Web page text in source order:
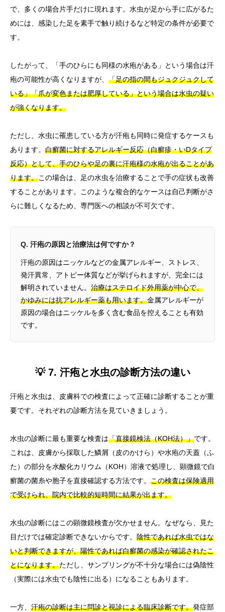
で、多くの場合片手だけに現れます。水虫が足から手に広がるた
めには、感染した足を素手で触り続けるなど特定の条件が必要で
す。
したがって、「手のひらにも同様の水疱がある」という場合は汗
疱の可能性が高くなりますが、 「足の指の間もジュクジュクして
いる」「爪が変色または肥厚している」という場合は水虫の疑い
が強くなります。
ただし、水虫に罹患している方が汗疱も同時に発症するケースも
あります。 白癬菌に対するアレルギー反応（白癬疹・いDタイプ
反応）として、手のひらや足の裏に汗疱様の水疱が出ることがあ
ります。この場合は、足の水虫を治療することで手の症状も改善
することがあります。このような複合的なケースは自己判断がさ
らに難しくなるため、専門医への相談が不可欠です。
Q. 汗疱の原因と治療法は何ですか？
汗疱の原因はニッケルなどの金属アレルギー、ストレス、
発汗異常、アトピー体質などが挙げられますが、完全には
解明されていません。 治療はステロイド外用薬が中心で、
かゆみには抗アレルギー薬も用います。金属アレルギーが
原因の場合はニッケルを多く含む食品を控えることも有効
です。
💡 7. 汗疱と水虫の診断方法の違い
汗疱と水虫は、皮膚科での検査によって正確に診断することが重
要です。それぞれの診断方法を見ていきましょう。
水虫の診断に最も重要な検査は「直接鏡検法（KOH法）」です。
これは、皮膚から採取した鱗屑（皮のかけら）や水疱の天蓋（ふ
た）の部分を水酸化カリウム（KOH）溶液で処理し、顕微鏡で白
癬菌の菌糸や胞子を直接確認する方法です。 この検査は保険適用
で受けられ、院内で比較的短時間に結果が出ます。
水虫の診断にはこの顕微鏡検査が欠かせません。なぜなら、見た
目だけでは確定診断できないからです。 陰性であれば水虫ではな
いと判断できますが、陽性であれば白癬菌の感染が確認されたこ
とになります。ただし、サンプリングが不十分な場合には偽陰性
（実際には水虫でも陰性に出る）になることもあります。
一方、 汗疱の診断は主に問診と視診による臨床診断です。発症部